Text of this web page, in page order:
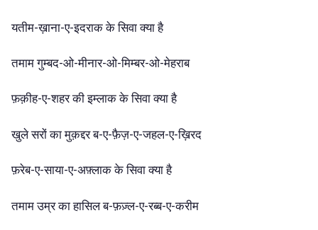
यतीम-ख़ाना-ए-इदराककेसिवाक्याहै
तमामगुम्बद-ओ-मीनार-ओ-मिम्बर-ओ-मेहराब
फ़क़ीह-ए-शहरकीइम्लाककेसिवाक्याहै
खुलेसरोंकामुक़द्दरब-ए-फ़ैज़-ए-जहल-ए-ख़िरद
फ़रेब-ए-साया-ए-अफ़्लाककेसिवाक्याहै
तमामउम्रकाहासिलब-फ़ज़्ल-ए-रब्ब-ए-करीम